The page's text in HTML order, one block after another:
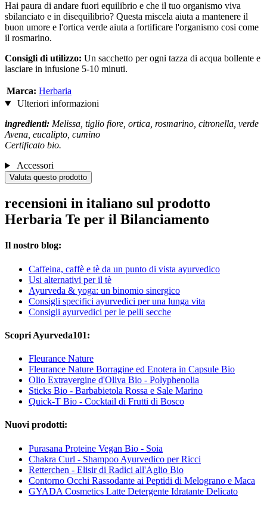
Hai paura di andare fuori equilibrio e che il tuo organismo viva
sbilanciato e in disequilibrio? Questa miscela aiuta a mantenere il
buon umore e l'ortica verde aiuta a fortificare l'organismo cosi come
il rosmarino.
Consigli di utilizzo: Un sacchetto per ogni tazza di acqua bollente e
lasciare in infusione 5-10 minuti.
Marca: Herbaria
Ulteriori informazioni
ingredienti: Melissa, tiglio fiore, ortica, rosmarino, citronella, verde
Avena, eucalipto, cumino
Certificato bio.
Accessori
Valuta questo prodotto
recensioni in italiano sul prodotto
Herbaria Te per il Bilanciamento
Il nostro blog:
Caffeina, caffè e tè da un punto di vista ayurvedico
Usi alternativi per il tè
Ayurveda & yoga: un binomio sinergico
Consigli specifici ayurvedici per una lunga vita
Consigli ayurvedici per le pelli secche
Scopri Ayurveda101:
Fleurance Nature
Fleurance Nature Borragine ed Enotera in Capsule Bio
Olio Extravergine d'Oliva Bio - Polyphenolia
Sticks Bio - Barbabietola Rossa e Sale Marino
Quick-T Bio - Cocktail di Frutti di Bosco
Nuovi prodotti:
Purasana Proteine Vegan Bio - Soia
Chakra Curl - Shampoo Ayurvedico per Ricci
Retterchen - Elisir di Radici all'Aglio Bio
Contorno Occhi Rassodante ai Peptidi di Melograno e Maca
GYADA Cosmetics Latte Detergente Idratante Delicato